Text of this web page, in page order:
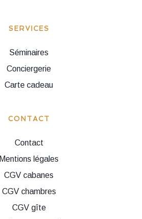
SERVICES
Séminaires
Conciergerie
Carte cadeau
CONTACT
Contact
Mentions légales
CGV cabanes
CGV chambres
CGV gîte